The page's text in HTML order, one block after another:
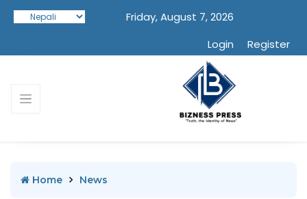
Friday, August 7, 2026
Login
Register
Home News